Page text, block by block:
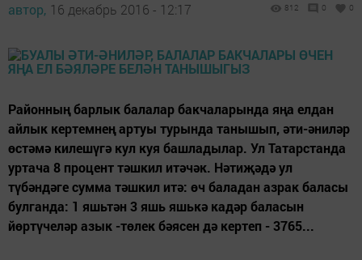
автор, 16 декабрь 2016 - 12:17 812 0 0
Районның барлык балалар бакчаларында яңа елдан
айлык кертемнең артуы турында танышып, әти-әниләр
өстәмә килешүгә кул куя башладылар. Ул Татарстанда
уртача 8 процент тәшкил итәчәк. Нәтиҗәдә ул
түбәндәге сумма тәшкил итә: өч баладан азрак баласы
булганда: 1 яшьтән 3 яшь яшькә кадәр баласын
йөртүчеләр азык -төлек бәясен дә кертеп - 3765...